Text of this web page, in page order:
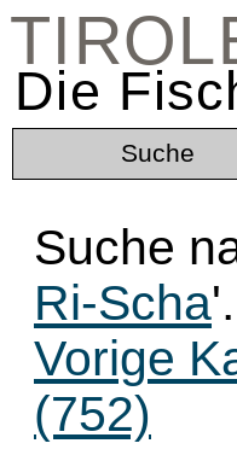
Die
Suche
Suche
Ri-Scha'.
Vorige
(752)